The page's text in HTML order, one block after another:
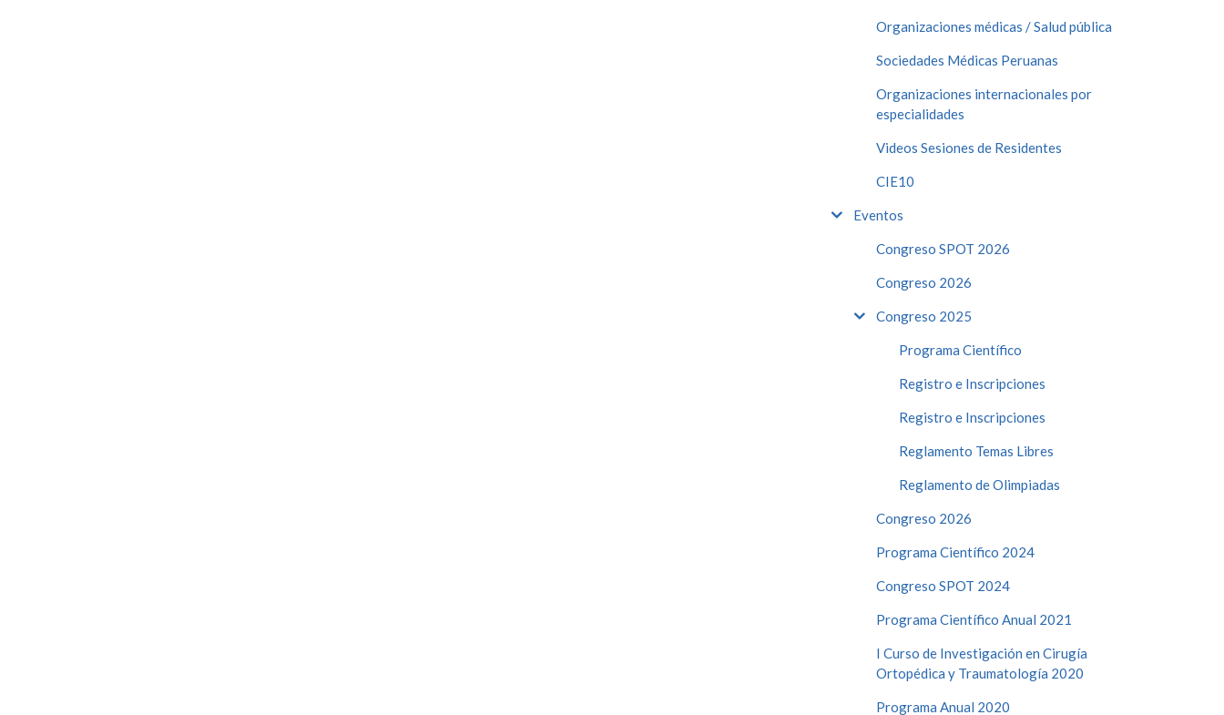
Organizaciones médicas / Salud pública
Sociedades Médicas Peruanas
Organizaciones internacionales por
especialidades
Videos Sesiones de Residentes
CIE10
Eventos
Congreso SPOT 2026
Congreso 2026
Congreso 2025
Programa Científico
Registro e Inscripciones
Registro e Inscripciones
Reglamento Temas Libres
Reglamento de Olimpiadas
Congreso 2026
Programa Científico 2024
Congreso SPOT 2024
Programa Científico Anual 2021
I Curso de Investigación en Cirugía
Ortopédica y Traumatología 2020
Programa Anual 2020